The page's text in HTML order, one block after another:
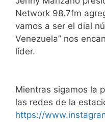
Network 98.7fm
vamos a ser el dial
Venezuela” nos
líder.
Mientras sigamos la
las redes de la
https://